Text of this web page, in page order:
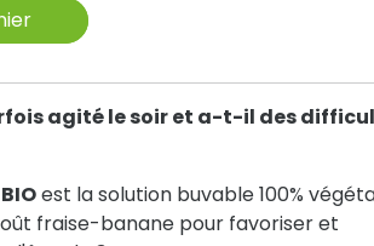
agité le soir et a-t-il des
est la solution buvable 100%
fraise-banane pour favoriser et